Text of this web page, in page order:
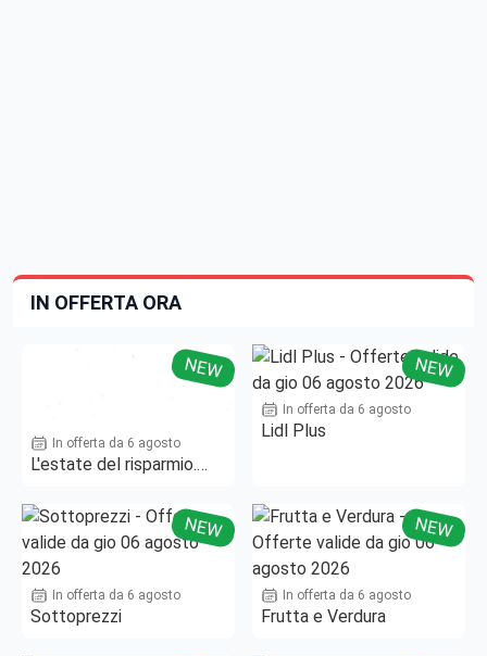
IN OFFERTA ORA
NEW
In offerta da 6 agosto
L'estate del risparmio.
NEW
In offerta da 6 agosto
Lidl Plus
NEW
In offerta da 6 agosto
Sottoprezzi
NEW
In offerta da 6 agosto
Frutta e Verdura